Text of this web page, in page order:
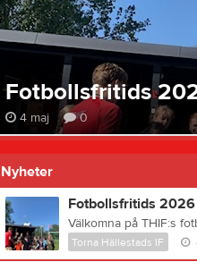
Fotbollsfritids
4 maj 0
Nyheter
Fotbollsfritids 2026
Torna Hällestads IF